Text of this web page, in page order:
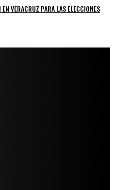
VERACRUZ PARA LAS ELECCIONES